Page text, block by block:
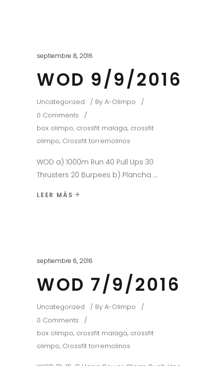
septiembre 8, 2016
WOD 9/9/2016
Uncategorized By A-Olimpo
0 Comments
box olimpo, crossfit malaga, crossfit
olimpo, Crossfit torremolinos
WOD a) 1000m Run 40 Pull Ups 30
Thrusters 20 Burpees b) Plancha
LEER MÁS
septiembre 6, 2016
WOD 7/9/2016
Uncategorized By A-Olimpo
0 Comments
box olimpo, crossfit malaga, crossfit
olimpo, Crossfit torremolinos